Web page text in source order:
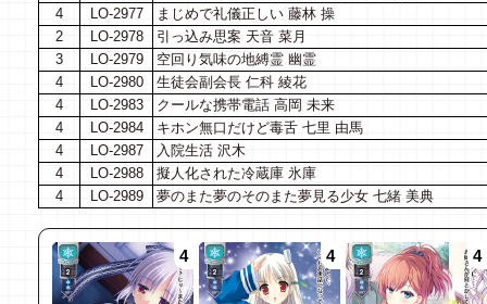
4
LO-2977
まじめで礼儀正しい 藤林 操
2
LO-2978
引っ込み思案 天音 菜月
3
LO-2979
空回り気味の地縛霊 幽霊
4
LO-2980
生徒会副会長 仁科 綾花
4
LO-2983
クールな携帯電話 高岡 未来
4
LO-2984
キホン無口だけど毒舌 七里 由馬
4
LO-2987
入院生活 沢木
4
LO-2988
擬人化された冷蔵庫 氷庫
4
LO-2989 夢のまた夢のそのまた夢見る少女 七緒 美典
4 4 4